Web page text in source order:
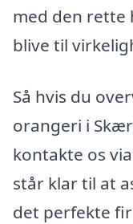
med den rette
blive til
Så hvis du
orangeri i
kontakte os
står klar til at
det perfekte